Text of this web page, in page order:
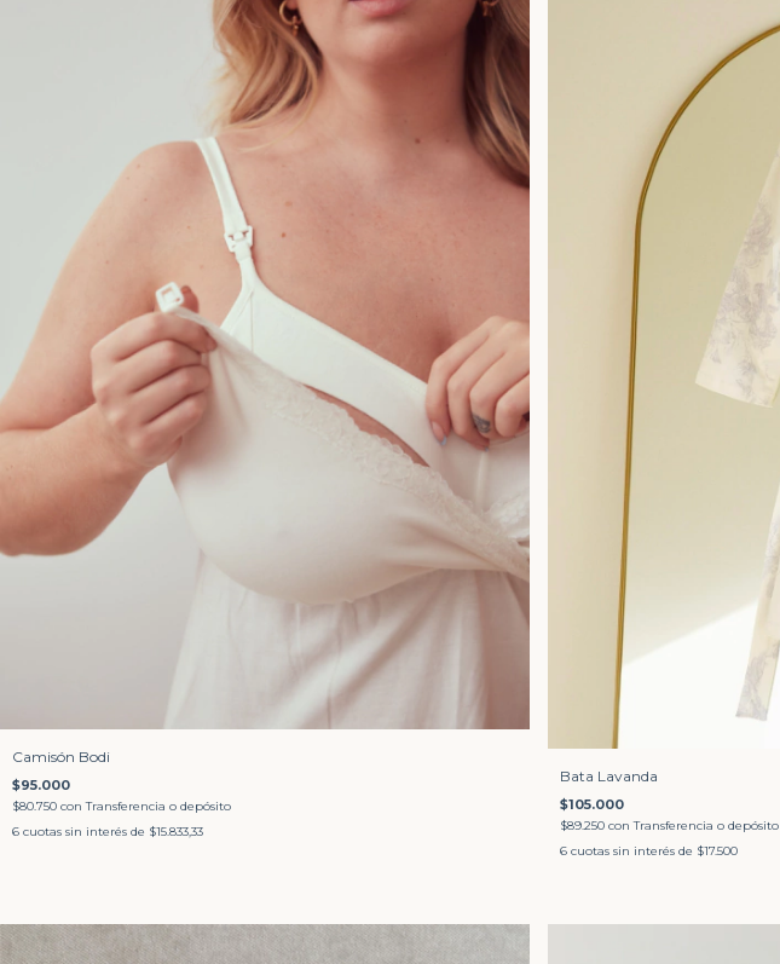
Camisón Bodi
$95.000
$80.750 con Transferencia o depósito
6 cuotas sin interés de $15.833,33
Bata Lavanda
$105.000
$89.250 con Transferencia o depósito
6 cuotas sin interés de $17.500